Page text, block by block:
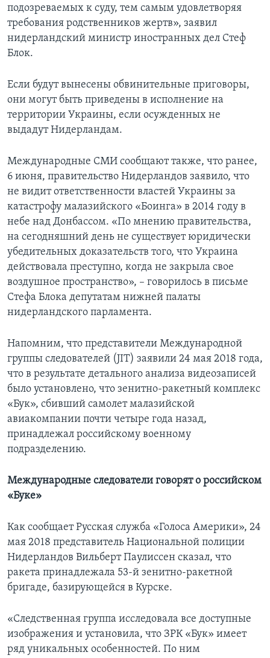
подозреваемых к суду, тем самым удовлетворяя
требования родственников жертв», заявил
нидерландский министр иностранных дел Стеф
Блок.
Если будут вынесены обвинительные приговоры,
они могут быть приведены в исполнение на
территории Украины, если осужденных не
выдадут Нидерландам.
Международные СМИ сообщают также, что ранее,
6 июня, правительство Нидерландов заявило, что
не видит ответственности властей Украины за
катастрофу малазийского «Боинга» в 2014 году в
небе над Донбассом. «По мнению правительства,
на сегодняшний день не существует юридически
убедительных доказательств того, что Украина
действовала преступно, когда не закрыла свое
воздушное пространство», – говорилось в письме
Стефа Блока депутатам нижней палаты
нидерландского парламента.
Напомним, что представители Международной
группы следователей (JIT) заявили 24 мая 2018 года,
что в результате детального анализа видеозаписей
было установлено, что зенитно-ракетный комплекс
«Бук», сбивший самолет малазийской
авиакомпании почти четыре года назад,
принадлежал российскому военному
подразделению.
Международные следователи говорят о российском
«Буке»
Как сообщает Русская служба «Голоса Америки», 24
мая 2018 представитель Национальной полиции
Нидерландов Вильберт Паулиссен сказал, что
ракета принадлежала 53-й зенитно-ракетной
бригаде, базирующейся в Курске.
«Следственная группа исследовала все доступные
изображения и установила, что ЗРК «Бук» имеет
ряд уникальных особенностей. По ним